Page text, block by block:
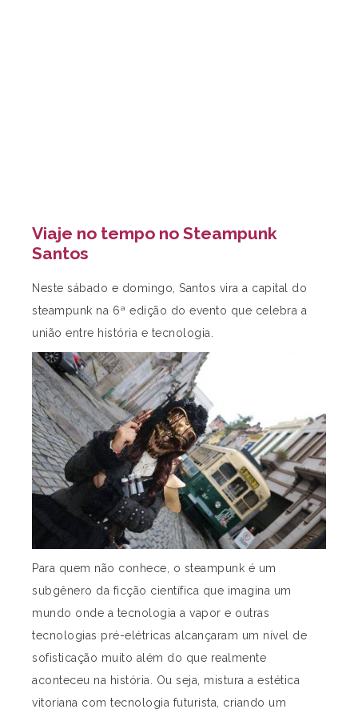
Viaje no tempo no Steampunk
Santos
Neste sábado e domingo, Santos vira a capital do
steampunk na 6ª edição do evento que celebra a
união entre história e tecnologia.
Para quem não conhece, o steampunk é um
subgênero da ficção científica que imagina um
mundo onde a tecnologia a vapor e outras
tecnologias pré-elétricas alcançaram um nível de
sofisticação muito além do que realmente
aconteceu na história. Ou seja, mistura a estética
vitoriana com tecnologia futurista, criando um